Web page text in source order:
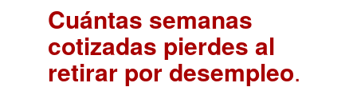
Cuántas semanas
cotizadas pierdes al
retirar por desempleo.